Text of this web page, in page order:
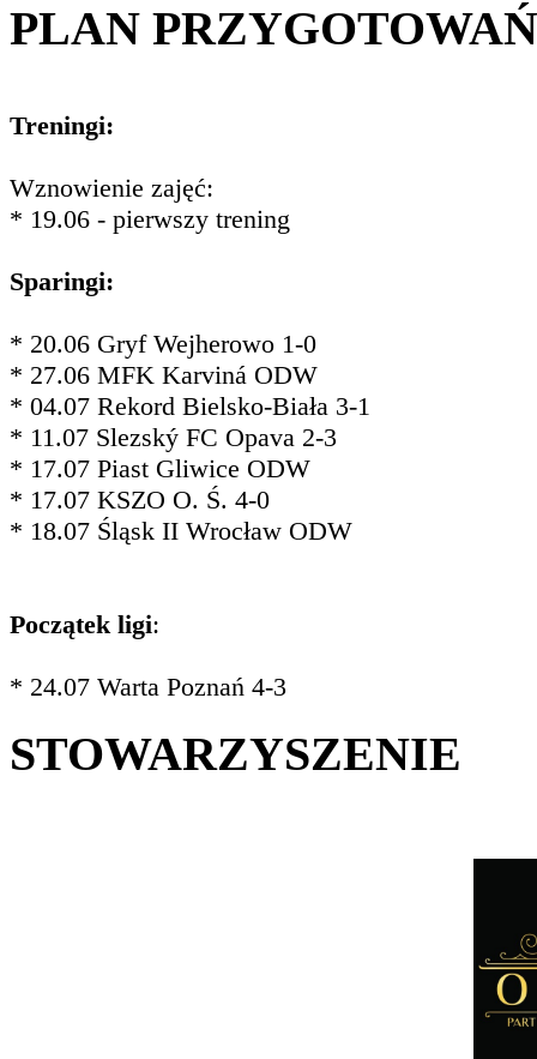
PLAN PRZYGOTOWAŃ
Treningi:
Wznowienie zajęć:
* 19.06 - pierwszy trening
Sparingi:
* 20.06 Gryf Wejherowo 1-0
* 27.06 MFK Karviná ODW
* 04.07 Rekord Bielsko-Biała 3-1
* 11.07 Slezský FC Opava 2-3
* 17.07 Piast Gliwice ODW
* 17.07 KSZO O. Ś. 4-0
* 18.07 Śląsk II Wrocław ODW
Początek ligi:
* 24.07 Warta Poznań 4-3
STOWARZYSZENIE